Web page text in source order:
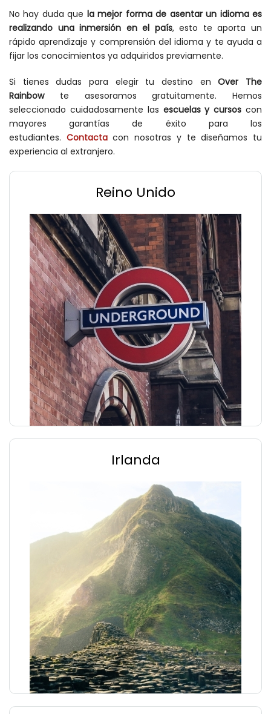
No hay duda que la mejor forma de asentar un idioma es
realizando una inmersión en el país, esto te aporta un
rápido aprendizaje y comprensión del idioma y te ayuda a
fijar los conocimientos ya adquiridos previamente.
Si tienes dudas para elegir tu destino enOver The
Rainbowte asesoramos gratuitamente. Hemos
seleccionado cuidadosamente las escuelas y cursos con
mayores garantías de éxito para los
estudiantes. Contacta con nosotras y te diseñamos tu
experiencia al extranjero.
Reino Unido
Irlanda